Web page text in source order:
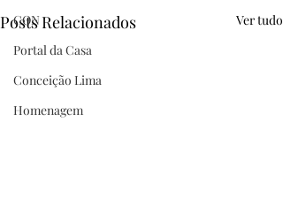
CON
Portal da Casa
Conceição Lima
Homenagem
Posts Relacionados Ver tudo